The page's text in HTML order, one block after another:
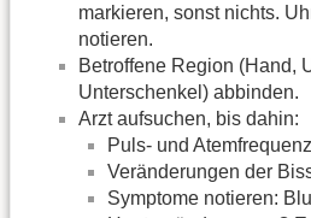
markieren, sonst nichts.
notieren.
Betroffene Region (Hand,
Unterschenkel) abbinden.
Arzt aufsuchen, bis dahin:
Puls- und
Veränderungen der
Symptome notieren: